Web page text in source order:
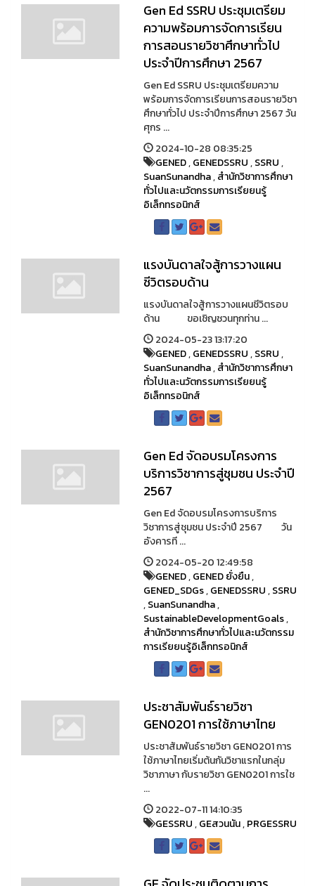
Gen Ed SSRU ประชุมเตรียม
ความพร้อมการจัดการเรียน
การสอนรายวิชาศึกษาทั่วไป
ประจำปีการศึกษา 2567
Gen Ed SSRU ประชุมเตรียมความ
พร้อมการจัดการเรียนการสอนรายวิชา
ศึกษาทั่วไป ประจำปีการศึกษา 2567 วัน
ศุกร ...
2024-10-28 08:35:25
GENED,GENEDSSRU,SSRU,
SuanSunandha,สำนักวิชาการศึกษา
ทั่วไปและนวัตกรรมการเรียยนรู้
อิเล็กทรอนิกส์
แรงบันดาลใจสู้การวางแผน
ชีวิตรอบด้าน
แรงบันดาลใจสู้การวางแผนชีวิตรอบ
ด้าน ขอเชิญชวนทุกท่าน ...
2024-05-23 13:17:20
GENED,GENEDSSRU,SSRU,
SuanSunandha,สำนักวิชาการศึกษา
ทั่วไปและนวัตกรรมการเรียยนรู้
อิเล็กทรอนิกส์
Gen Ed จัดอบรมโครงการ
บริการวิชาการสู่ชุมชน ประจำปี
2567
Gen Ed จัดอบรมโครงการบริการ
วิชาการสู่ชุมชน ประจำปี 2567 วัน
อังคารที ...
2024-05-20 12:49:58
GENED,GENED ยั่งยืน,
GENED_SDGs,GENEDSSRU,SSRU
,SuanSunandha,
SustainableDevelopmentGoals,
สำนักวิชาการศึกษาทั่วไปและนวัตกรรม
การเรียยนรู้อิเล็กทรอนิกส์
ประชาสัมพันธ์รายวิชา
GEN0201 การใช้ภาษาไทย
ประชาสัมพันธ์รายวิชา GEN0201 การ
ใช้ภาษาไทยเริ่มต้นกันวิชาแรกในกลุ่ม
วิชาภาษา กับรายวิชา GEN0201 การใช
...
2022-07-11 14:10:35
GESSRU,GEสวนนัน,PRGESSRU